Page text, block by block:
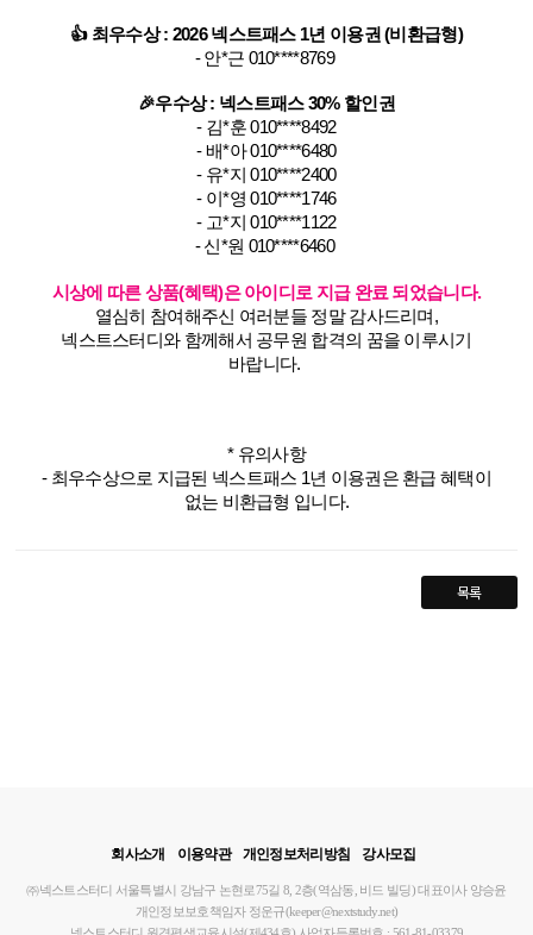
👍최우수상 : 2026 넥스트패스 1년 이용권 (비환급형)
- 안*근 010****8769
🎉우수상 : 넥스트패스 30% 할인권
- 김*훈 010****8492
- 배*아 010****6480
- 유*지 010****2400
- 이*영 010****1746
- 고*지 010****1122
- 신*원 010****6460
시상에 따른 상품(혜택)은 아이디로 지급 완료 되었습니다.
열심히 참여해주신 여러분들 정말 감사드리며,
넥스트스터디와 함께해서 공무원 합격의 꿈을 이루시기
바랍니다.
* 유의사항
- 최우수상으로 지급된 넥스트패스 1년 이용권은 환급 혜택이
없는 비환급형 입니다.
목록
회사소개 이용약관 개인정보처리방침 강사모집
㈜넥스트스터디 서울특별시 강남구 논현로75길 8, 2층(역삼동, 비드 빌딩)대표이사 양승윤
개인정보보호책임자 정운규(keeper@nextstudy.net)
넥스트스터디 원격평생교육시설(제434호) 사업자등록번호 : 561-81-03379